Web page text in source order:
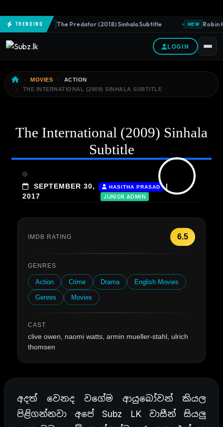
TrendingNEW The Predator (2018) Sinhala Subtitle NEW Robin
LOGIN
MOVIES
ACTION
THE INTERNATIONAL (2009) SINHALA SUBTITLE
The International (2009) Sinhala
Subtitle
SEPTEMBER 30,
2017
HASITHA PRASAD |
JUNIOR ADMIN
IMDB RATING 6.5
GENRES
Action Crime Drama English Movies
Genres Movies
CAST
clive owen, naomi watts, armin mueller-stahl, ulrich
thomsen
අදත් වෙනද වගේම ආයුබෝවන් කියල
පිළිගන්නවා අපේ Subz LK වාසීන් සියලු